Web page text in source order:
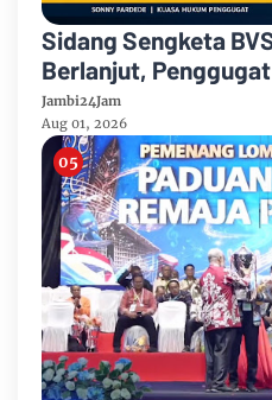
Sidang Sengketa
Berlanjut,
Dugaan Pelanggaran
Organisasi
Jambi24Jam
Aug 01, 2026